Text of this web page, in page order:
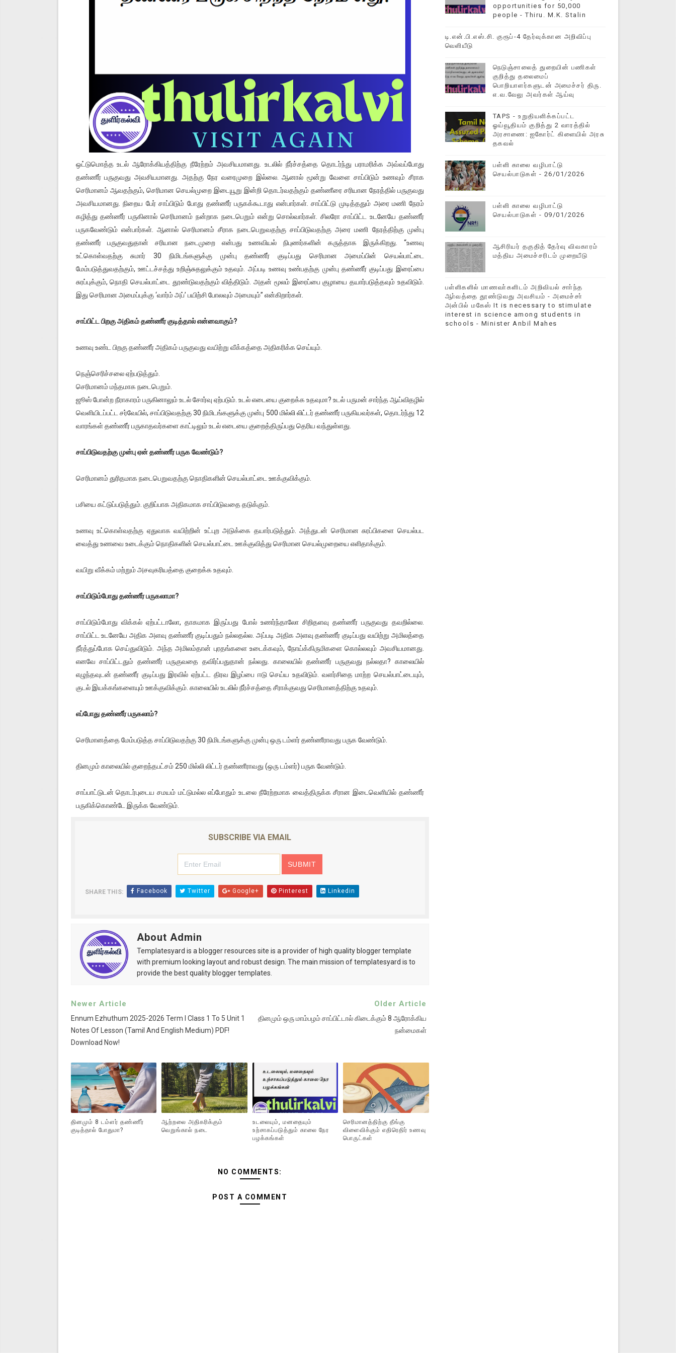
மாநில கல்விக்கொள்கையை பின்பற்றி புதிய பாடத்திட்டங்களை உருவாக்க உயர்மட்டக்குழு பள்ளிக்கல்வித்துறை தகவல்
கேட் நுழைவுத்தேர்வு ஹால் டிக்கெட் 12-ந்தேதி வெளியாகிறது
பள்ளி காலை வழிபாட்டு செயல்பாடுகள் - 03/03/2026
ஒட்டுமொத்த உடல் ஆரோக்கியத்திற்கு நீரேற்றம் அவசியமானது. உடலில் நீர்ச்சத்தை தொடர்ந்து பராமரிக்க அவ்வப்போது
தண்ணீர் பருகுவது அவசியமானது. அதற்கு நேர வரைமுறை இல்லை. ஆனால் மூன்று வேளை சாப்பிடும் உணவும் சீராக
செரிமானம் ஆவதற்கும், செரிமான செயல்முறை இடையூறு இன்றி தொடர்வதற்கும் தண்ணீரை சரியான நேரத்தில் பருகுவது
அவசியமானது. நிறைய பேர் சாப்பிடும் போது தண்ணீர் பருகக்கூடாது என்பார்கள். சாப்பிட்டு முடித்ததும் அரை மணி நேரம்
கழித்து தண்ணீர் பருகினால் செரிமானம் நன்றாக நடைபெறும் என்று சொல்வார்கள். சிலரோ சாப்பிட்ட உடனேயே தண்ணீர்
பருகவேண்டும் என்பார்கள். ஆனால் செரிமானம் சீராக நடைபெறுவதற்கு சாப்பிடுவதற்கு அரை மணி நேரத்திற்கு முன்பு
தண்ணீர் பருகுவதுதான் சரியான நடைமுறை என்பது உணவியல் நிபுணர்களின் கருத்தாக இருக்கிறது. ‘‘உணவு
உட்கொள்வதற்கு சுமார் 30 நிமிடங்களுக்கு முன்பு தண்ணீர் குடிப்பது செரிமான அமைப்பின் செயல்பாட்டை
மேம்படுத்துவதற்கும், ஊட்டச்சத்து உறிஞ்சுதலுக்கும் உதவும். அப்படி உணவு உண்பதற்கு முன்பு தண்ணீர் குடிப்பது இரைப்பை
சுரப்புக்கும், நொதி செயல்பாட்டை தூண்டுவதற்கும் வித்திடும். அதன் மூலம் இரைப்பை குழாயை தயார்படுத்தவும் உதவிடும்.
இது செரிமான அமைப்புக்கு ‘வார்ம் அப்’ பயிற்சி போலவும் அமையும்’’ என்கிறார்கள்.
சாப்பிட்ட பிறகு அதிகம் தண்ணீர் குடித்தால் என்னவாகும்?
உணவு உண்ட பிறகு தண்ணீர் அதிகம் பருகுவது வயிற்று வீக்கத்தை அதிகரிக்க செய்யும்.
நெஞ்செரிச்சலை ஏற்படுத்தும்.
செரிமானம் மந்தமாக நடைபெறும்.
ஜூஸ் போன்ற நீராகாரம் பருகினாலும் உடல் சோர்வு ஏற்படும். உடல் எடையை குறைக்க உதவுமா? உடல் பருமன் சார்ந்த ஆய்விதழில்
வெளியிடப்பட்ட சர்வேயில், சாப்பிடுவதற்கு 30 நிமிடங்களுக்கு முன்பு 500 மில்லி லிட்டர் தண்ணீர் பருகியவர்கள், தொடர்ந்து 12
வாரங்கள் தண்ணீர் பருகாதவர்களை காட்டிலும் உடல் எடையை குறைத்திருப்பது தெரிய வந்துள்ளது.
சாப்பிடுவதற்கு முன்பு ஏன் தண்ணீர் பருக வேண்டும்?
செரிமானம் துரிதமாக நடைபெறுவதற்கு நொதிகளின் செயல்பாட்டை ஊக்குவிக்கும்.
பசியை கட்டுப்படுத்தும். குறிப்பாக அதிகமாக சாப்பிடுவதை தடுக்கும்.
உணவு உட்கொள்வதற்கு ஏதுவாக வயிற்றின் உட்புற அடுக்கை தயார்படுத்தும். அத்துடன் செரிமான சுரப்பிகளை செயல்பட
வைத்து உணவை உடைக்கும் நொதிகளின் செயல்பாட்டை ஊக்குவித்து செரிமான செயல்முறையை எளிதாக்கும்.
வயிறு வீக்கம் மற்றும் அசவுகரியத்தை குறைக்க உதவும்.
சாப்பிடும்போது தண்ணீர் பருகலாமா?
சாப்பிடும்போது விக்கல் ஏற்பட்டாலோ, தாகமாக இருப்பது போல் உணர்ந்தாலோ சிறிதளவு தண்ணீர் பருகுவது தவறில்லை.
சாப்பிட்ட உடனேயே அதிக அளவு தண்ணீர் குடிப்பதும் நல்லதல்ல. அப்படி அதிக அளவு தண்ணீர் குடிப்பது வயிற்று அமிலத்தை
நீர்த்துப்போக செய்துவிடும். அந்த அமிலம்தான் புரதங்களை உடைக்கவும், நோய்க்கிருமிகளை கொல்லவும் அவசியமானது.
எனவே சாப்பிட்டதும் தண்ணீர் பருகுவதை தவிர்ப்பதுதான் நல்லது. காலையில் தண்ணீர் பருகுவது நல்லதா? காலையில்
எழுந்தவுடன் தண்ணீர் குடிப்பது இரவில் ஏற்பட்ட திரவ இழப்பை ஈடு செய்ய உதவிடும். வளர்சிதை மாற்ற செயல்பாட்டையும்,
குடல் இயக்கங்களையும் ஊக்குவிக்கும். காலையில் உடலில் நீர்ச்சத்தை சீராக்குவது செரிமானத்திற்கு உதவும்.
எப்போது தண்ணீர் பருகலாம்?
செரிமானத்தை மேம்படுத்த சாப்பிடுவதற்கு 30 நிமிடங்களுக்கு முன்பு ஒரு டம்ளர் தண்ணீராவது பருக வேண்டும்.
தினமும் காலையில் குறைந்தபட்சம் 250 மில்லி லிட்டர் தண்ணீராவது (ஒரு டம்ளர்) பருக வேண்டும்.
சாப்பாட்டுடன் தொடர்புடைய சமயம் மட்டுமல்ல எப்போதும் உடலை நீரேற்றமாக வைத்திருக்க சீரான இடைவெளியில் தண்ணீர்
பருகிக்கொண்டே இருக்க வேண்டும்.
SUBSCRIBE VIA EMAIL
SHARE THIS: Facebook Twitter Google+ Pinterest Linkedin
About Admin
Templatesyard is a blogger resources site is a provider of high quality blogger template
with premium looking layout and robust design. The main mission of templatesyard is to
provide the best quality blogger templates.
Newer Article
Ennum Ezhuthum 2025-2026 Term I Class 1 To 5 Unit 1
Notes Of Lesson (Tamil And English Medium) PDF!
Download Now!
Older Article
தினமும் ஒரு மாம்பழம் சாப்பிட்டால் கிடைக்கும் 8 ஆரோக்கிய
நன்மைகள்
தினமும் 8 டம்ளர் தண்ணீர்
குடித்தால் போதுமா?
ஆற்றலை அதிகரிக்கும்
வெறுங்கால் நடை
உடலையும், மனதையும்
உற்சாகப்படுத்தும் காலை நேர
பழக்கங்கள்
செரிமானத்திற்கு தீங்கு
விளைவிக்கும் எதிரெதிர் உணவு
பொருட்கள்
NO COMMENTS:
POST A COMMENT
opportunities for 50,000
people - Thiru. M.K. Stalin
டி.என்.பி.எஸ்.சி. குரூப்-4 தேர்வுக்கான அறிவிப்பு
வெளியீடு
நெடுஞ்சாலைத் துறையின் பணிகள்
குறித்து தலைமைப்
பொறியாளர்களுடன் அமைச்சர் திரு.
எ.வ.வேலு அவர்கள் ஆய்வு
TAPS - உறுதியளிக்கப்பட்ட
ஓய்வூதியம் குறித்து 2 வாரத்தில்
அரசாணை: ஐகோர்ட் கிளையில் அரசு
தகவல்
பள்ளி காலை வழிபாட்டு
செயல்பாடுகள் - 26/01/2026
பள்ளி காலை வழிபாட்டு
செயல்பாடுகள் - 09/01/2026
ஆசிரியர் தகுதித் தேர்வு விவகாரம்
மத்திய அமைச்சரிடம் முறையீடு
பள்ளிகளில் மாணவா்களிடம் அறிவியல் சாா்ந்த
ஆா்வத்தை தூண்டுவது அவசியம் - அமைச்சா்
அன்பில் மகேஸ் It is necessary to stimulate
interest in science among students in
schools - Minister Anbil Mahes